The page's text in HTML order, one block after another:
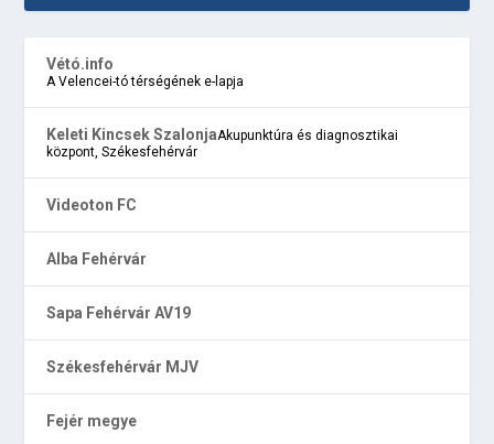
Vétó.info
A Velencei-tó térségének e-lapja
Keleti Kincsek SzalonjaAkupunktúra és diagnosztikai
központ, Székesfehérvár
Videoton FC
Alba Fehérvár
Sapa Fehérvár AV19
Székesfehérvár MJV
Fejér megye